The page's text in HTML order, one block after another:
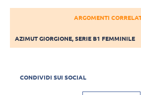
ARGOMENTI
AZIMUT GIORGIONE,SERIE B1 FEMMINILE
CONDIVIDI SUI SOCIAL